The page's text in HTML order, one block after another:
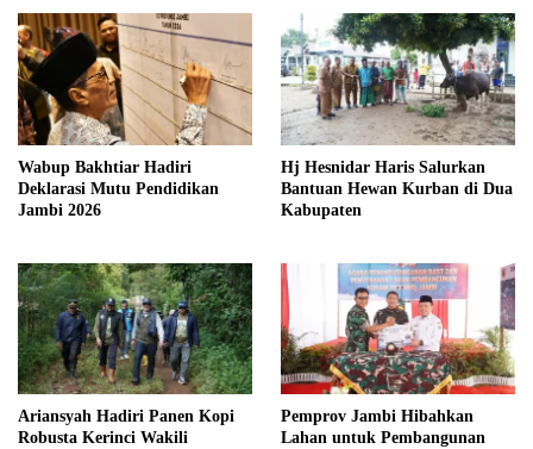
Wabup Bakhtiar Hadiri
Deklarasi Mutu Pendidikan
Jambi 2026
Hj Hesnidar Haris Salurkan
Bantuan Hewan Kurban di Dua
Kabupaten
Ariansyah Hadiri Panen Kopi
Robusta Kerinci Wakili
Pemprov Jambi Hibahkan
Lahan untuk Pembangunan